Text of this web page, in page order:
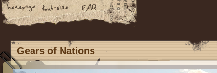
Gears of Nations